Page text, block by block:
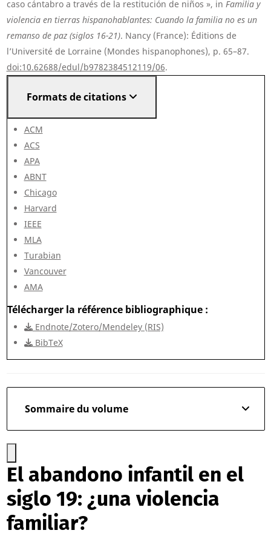
caso cántabro a través de la restitución de niños », in Familia y
violencia en tierras hispanohablantes: Cuando la familia no es un
remanso de paz (siglos 16-21). Nancy (France): Éditions de
l’Université de Lorraine (Mondes hispanophones), p. 65–87.
doi:10.62688/edul/b9782384512119/06.
Formats de citations
ACM
ACS
APA
ABNT
Chicago
Harvard
IEEE
MLA
Turabian
Vancouver
AMA
Télécharger la référence bibliographique
Endnote/Zotero/Mendeley (RIS)
BibTeX
Sommaire du volume
El abandono infantil en el
siglo 19: ¿una violencia
familiar?